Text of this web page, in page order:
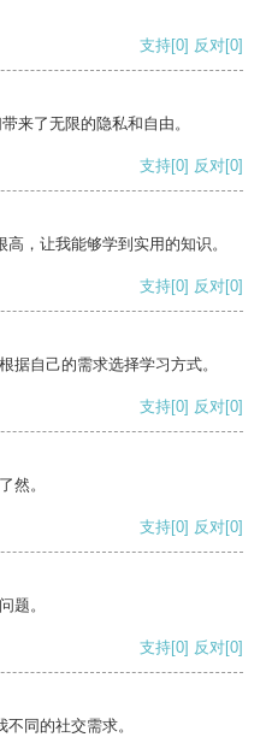
支持[0] 反对[0]
来了无限的隐私和自由。
支持[0] 反对[0]
，让我能够学到实用的知识。
支持[0] 反对[0]
据自己的需求选择学习方式。
支持[0] 反对[0]
然。
支持[0] 反对[0]
题。
支持[0] 反对[0]
同的社交需求。